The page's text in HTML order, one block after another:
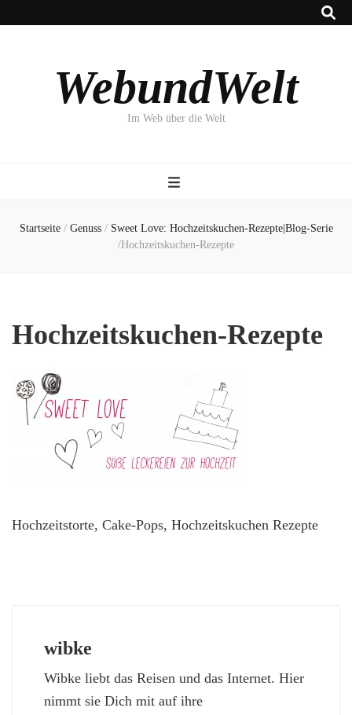
WebundWelt
Im Web über die Welt
Startseite / Genuss / Sweet Love: Hochzeitskuchen-Rezepte|Blog-Serie
/Hochzeitskuchen-Rezepte
Hochzeitskuchen-Rezepte
Hochzeitstorte, Cake-Pops, Hochzeitskuchen Rezepte
wibke
Wibke liebt das Reisen und das Internet. Hier
nimmt sie Dich mit auf ihre